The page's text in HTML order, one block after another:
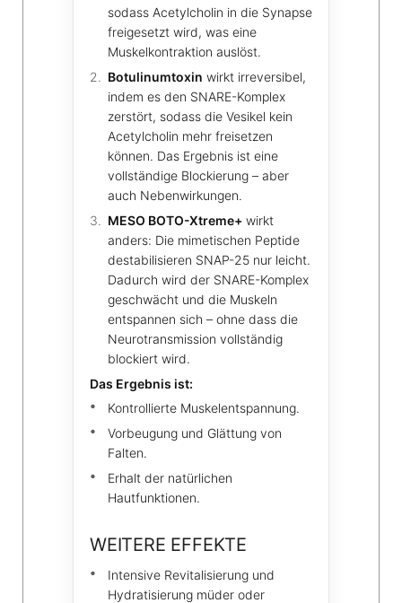
sodass Acetylcholin in die Synapse
freigesetzt wird, was eine
Muskelkontraktion auslöst.
Botulinumtoxin wirkt irreversibel,
indem es den SNARE-Komplex
zerstört, sodass die Vesikel kein
Acetylcholin mehr freisetzen
können. Das Ergebnis ist eine
vollständige Blockierung – aber
auch Nebenwirkungen.
MESO BOTO-Xtreme+ wirkt
anders: Die mimetischen Peptide
destabilisieren SNAP-25 nur leicht.
Dadurch wird der SNARE-Komplex
geschwächt und die Muskeln
entspannen sich – ohne dass die
Neurotransmission vollständig
blockiert wird.
Das Ergebnis ist:
Kontrollierte Muskelentspannung.
Vorbeugung und Glättung von
Falten.
Erhalt der natürlichen
Hautfunktionen.
WEITERE EFFEKTE
Intensive Revitalisierung und
Hydratisierung müder oder